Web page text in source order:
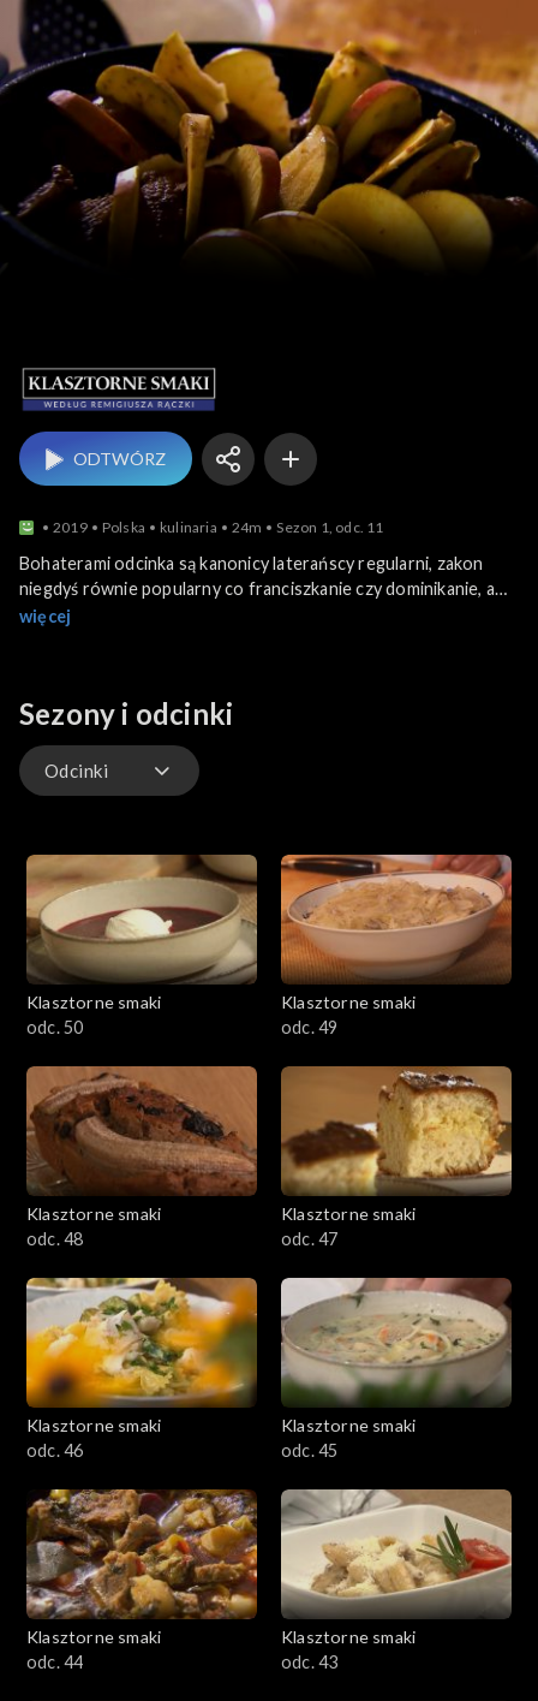
Klasztorne smaki
ODTWÓRZ
2019 Polska kulinaria 24m Sezon 1, odc. 11
Bohaterami odcinka są kanonicy laterańscy regularni, zakon
niegdyś równie popularny co franciszkanie czy dominikanie, a
dziś mało znany. Remigiusz Rączka odwiedza średniowieczny
Janem przyrządza gęś w jabłkach z czarnymi kluskami i modrą
kapustą.
więcej
Sezony i odcinki
Odcinki
Klasztorne smaki
odc. 50
Klasztorne smaki
odc. 49
Klasztorne smaki
odc. 48
Klasztorne smaki
odc. 47
Klasztorne smaki
odc. 46
Klasztorne smaki
odc. 45
Klasztorne smaki
odc. 44
Klasztorne smaki
odc. 43